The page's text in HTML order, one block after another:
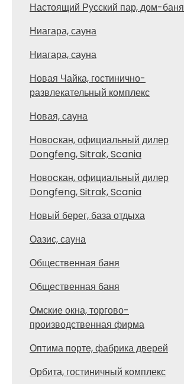
Настоящий Русский пар, дом-баня
Ниагара, сауна
Ниагара, сауна
Новая Чайка, гостинично-
развлекательный комплекс
Новая, сауна
Новоcкан, официальный дилер
Dongfeng, Sitrak, Scania
Новоcкан, официальный дилер
Dongfeng, Sitrak, Scania
Новый берег, база отдыха
Оазис, сауна
Общественная баня
Общественная баня
Омские окна, торгово-
производственная фирма
Оптима порте, фабрика дверей
Орбита, гостиничный комплекс